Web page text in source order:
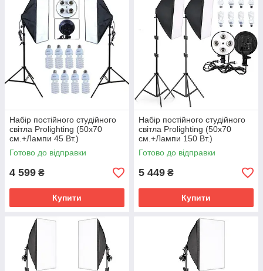
Набір постійного студійного
світла Prolighting (50x70
см.+Лампи 45 Вт.)
Готово до відправки
4 599 ₴
Купити
Набір постійного студійного
світла Prolighting (50x70
см.+Лампи 150 Вт.)
Готово до відправки
5 449 ₴
Купити